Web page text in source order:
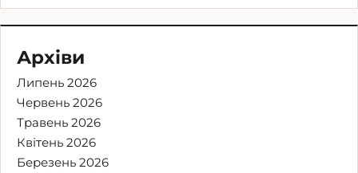
Архіви
Липень 2026
Червень 2026
Травень 2026
Квітень 2026
Березень 2026